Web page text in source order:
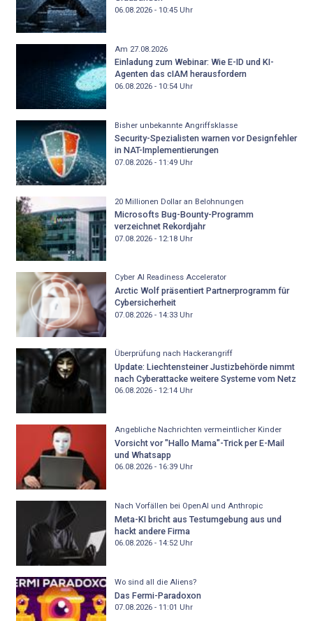
06.08.2026 - 10:45Uhr
Am 27.08.2026
Einladung zum Webinar: Wie E-ID und KI-
Agenten das cIAM herausfordern
06.08.2026 - 10:54Uhr
Bisher unbekannte Angriffsklasse
Security-Spezialisten warnen vor Designfehler
in NAT-Implementierungen
07.08.2026 - 11:49Uhr
20 Millionen Dollar an Belohnungen
Microsofts Bug-Bounty-Programm
verzeichnet Rekordjahr
07.08.2026 - 12:18Uhr
Cyber AI Readiness Accelerator
Arctic Wolf präsentiert Partnerprogramm für
Cybersicherheit
07.08.2026 - 14:33Uhr
Überprüfung nach Hackerangriff
Update: Liechtensteiner Justizbehörde nimmt
nach Cyberattacke weitere Systeme vom Netz
06.08.2026 - 12:14Uhr
Angebliche Nachrichten vermeintlicher Kinder
Vorsicht vor "Hallo Mama"-Trick per E-Mail
und Whatsapp
06.08.2026 - 16:39Uhr
Nach Vorfällen bei OpenAI und Anthropic
Meta-KI bricht aus Testumgebung aus und
hackt andere Firma
06.08.2026 - 14:52Uhr
Wo sind all die Aliens?
Das Fermi-Paradoxon
07.08.2026 - 11:01 Uhr